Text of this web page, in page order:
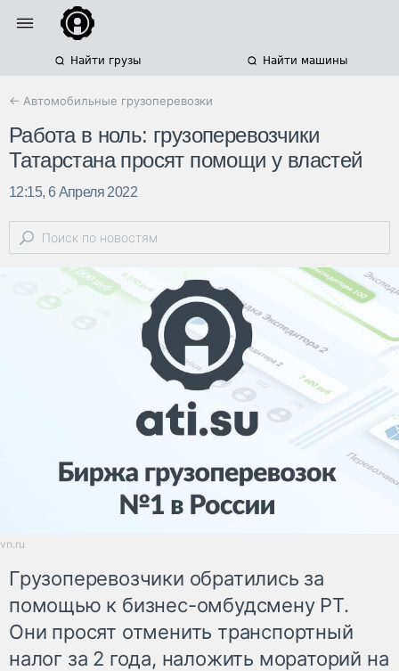
Найти грузы Найти машины
← Автомобильные грузоперевозки
Работа в ноль: грузоперевозчики
Татарстана просят помощи у властей
12:15, 6 Апреля 2022
vn.ru
Грузоперевозчики обратились за
помощью к бизнес-омбудсмену РТ.
Они просят отменить транспортный
налог за 2 года, наложить мораторий на